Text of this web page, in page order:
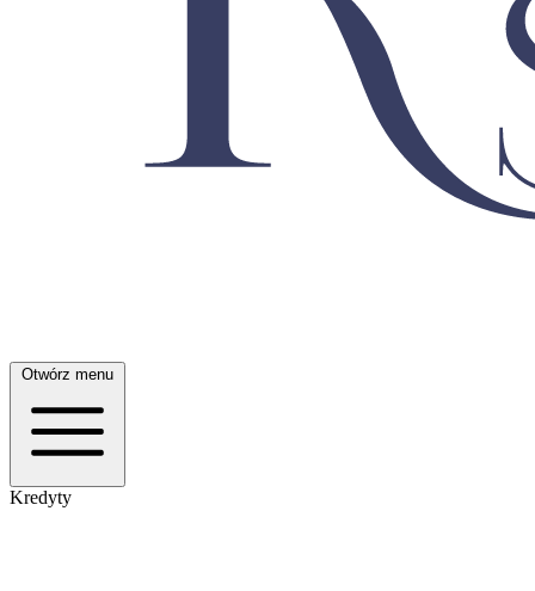
Otwórz menu
Kredyty